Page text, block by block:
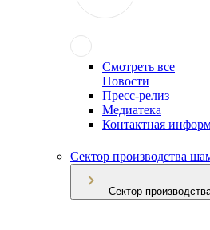
Смотреть все
Новости
Пресс-релиз
Медиатека
Контактная
Сектор производства
Сектор